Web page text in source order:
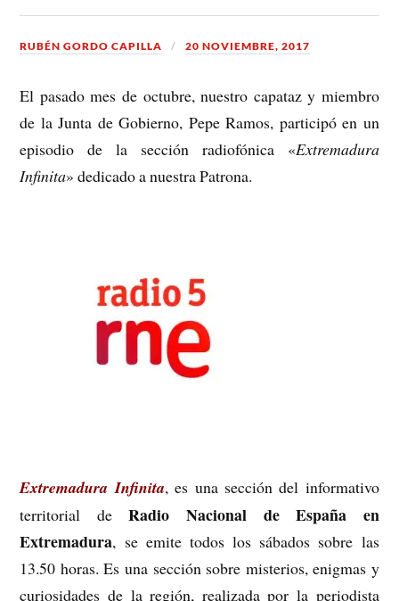
RUBÉN GORDO CAPILLA 20 NOVIEMBRE, 2017
El pasado mes de octubre, nuestro capataz y miembro
de la Junta de Gobierno, Pepe Ramos, participó en un
episodio de la sección radiofónica «Extremadura
Infinita» dedicado a nuestra Patrona.
Extremadura Infinita, es una sección del informativo
territorial deRadio Nacional de España en
Extremadura, se emite todos los sábados sobre las
13.50 horas. Es una sección sobre misterios, enigmas y
curiosidades de la región, realizada por la periodista